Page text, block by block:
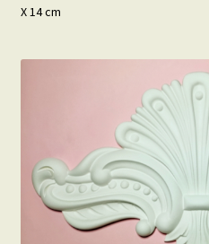
Shop
Warenkorb
Kasse
Beispiele
X 14 cm